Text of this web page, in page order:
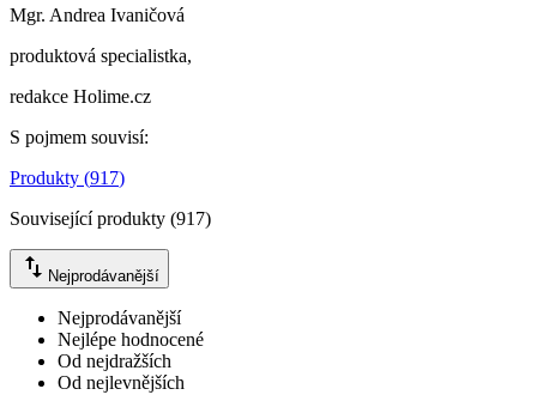
Mgr. Andrea Ivaničová
produktová specialistka,
redakce Holime.cz
S pojmem souvisí:
Produkty (917)
Související produkty (917)
Nejprodávanější
Nejprodávanější
Nejlépe hodnocené
Od nejdražších
Od nejlevnějších